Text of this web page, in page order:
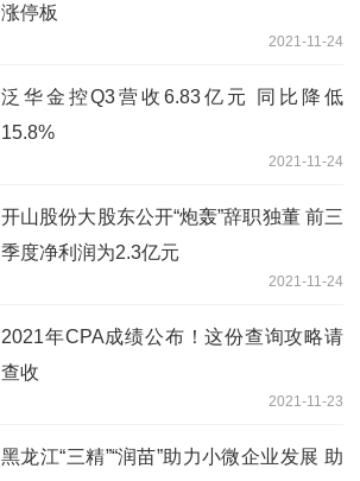
涨停板
2021-11-24
泛华金控Q3营收6.83亿元 同比降低
15.8%
2021-11-24
开山股份大股东公开“炮轰”辞职独董 前三
季度净利润为2.3亿元
2021-11-24
2021年CPA成绩公布！这份查询攻略请
查收
2021-11-23
黑龙江“三精”“润苗”助力小微企业发展 助